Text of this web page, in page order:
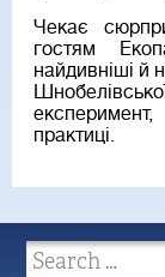
Чекає
гостям
найдивніші й
практиці.